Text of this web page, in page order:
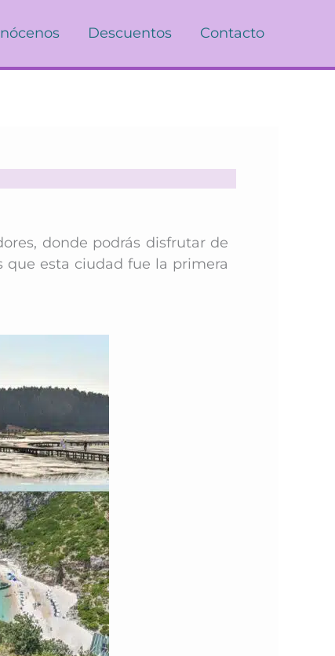
Descuentos Contacto
donde podrás disfrutar de
que esta ciudad fue la primera